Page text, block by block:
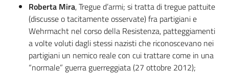
Roberta Mira, Tregue d’armi; si tratta di tregue pattuite
(discusse o tacitamente osservate) fra partigiani e
Wehrmacht nel corso della Resistenza, patteggiamenti
a volte voluti dagli stessi nazisti che riconoscevano nei
partigiani un nemico reale con cui trattare come in una
“normale” guerra guerreggiata (27 ottobre 2012);